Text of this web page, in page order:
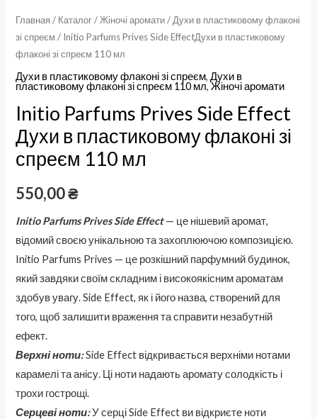
Главная / Каталог/Жіночі аромати/ Духи в пластиковому флаконі
зі спреєм / Initio Parfums Prives Side EffectДухи в пластиковому
флаконі зі спреєм 110 мл
Духи в пластиковому флаконі зі спреєм,Духи в
пластиковому флаконі зі спреєм 110 мл,Жіночі аромати
Initio Parfums Prives Side Effect
Духи в пластиковому флаконі зі
спреєм 110 мл
550,00₴
Initio Parfums Prives Side Effect— це нішевий аромат,
відомий своєю унікальною та захоплюючою композицією.
Initio Parfums Prives — це розкішний парфумний будинок,
який завдяки своїм складним і високоякісним ароматам
здобув увагу. Side Effect, як і його назва, створений для
того, щоб залишити враження та справити незабутній
ефект.
Верхні ноти:Side Effect відкривається верхніми нотами
карамелі та анісу. Ці ноти надають аромату солодкість і
трохи гострощі.
Серцеві ноти:У серці Side Effect ви відкриєте ноти